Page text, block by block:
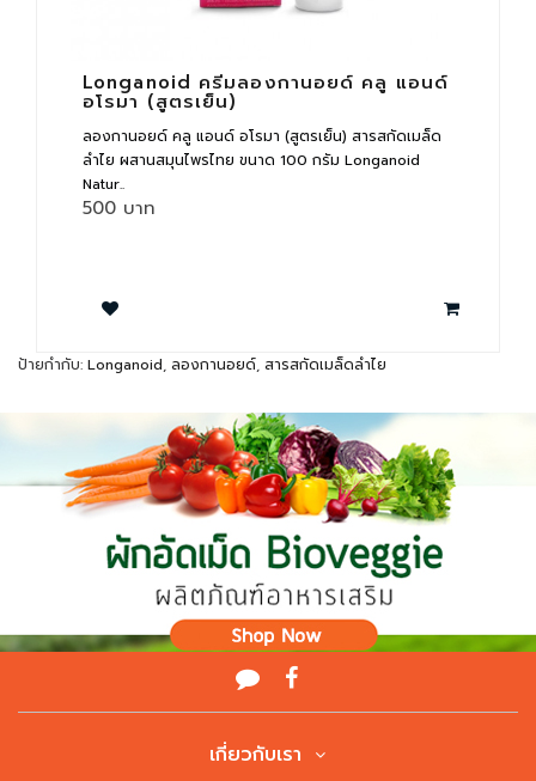
Longanoid ครีมลองกานอยด์ คลู แอนด์
อโรมา (สูตรเย็น)
ลองกานอยด์ คลู แอนด์ อโรมา (สูตรเย็น) สารสกัดเมล็ด
ลำไย ผสานสมุนไพรไทย ขนาด 100 กรัม Longanoid
Natur..
500 บาท
ป้ายกำกับ: Longanoid, ลองกานอยด์, สารสกัดเมล็ดลำไย
เกี่ยวกับเรา